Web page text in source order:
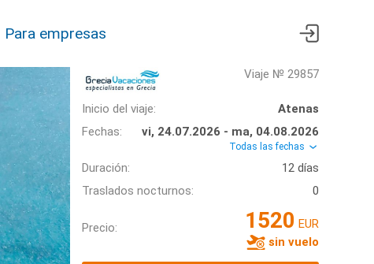
Para empresas
Viaje № 29857
Inicio del viaje:
Atenas
Fechas:
vi, 24.07.2026 - ma, 04.08.2026
Todas las fechas
Duración:
12 días
Traslados nocturnos:
0
Precio: 1520 EUR
sin vuelo